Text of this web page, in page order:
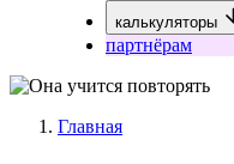
калькуляторы
партнёрам
Главная